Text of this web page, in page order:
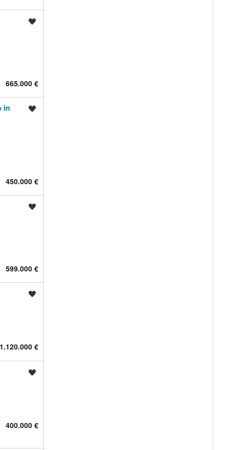
665.000 €
in
450.000 €
599.000 €
1.120.000 €
400.000 €